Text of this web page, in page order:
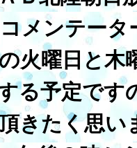
メンテータ
火曜日と木
る予定です
きたく思い